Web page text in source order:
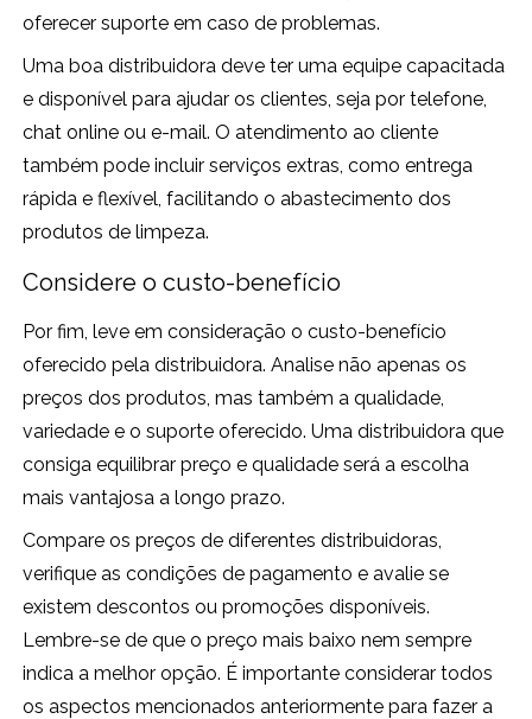
oferecer suporte em caso de problemas.
Uma boa distribuidora deve ter uma equipe capacitada
e disponível para ajudar os clientes, seja por telefone,
chat online ou e-mail. O atendimento ao cliente
também pode incluir serviços extras, como entrega
rápida e flexível, facilitando o abastecimento dos
produtos de limpeza.
Considere o custo-benefício
Por fim, leve em consideração o custo-benefício
oferecido pela distribuidora. Analise não apenas os
preços dos produtos, mas também a qualidade,
variedade e o suporte oferecido. Uma distribuidora que
consiga equilibrar preço e qualidade será a escolha
mais vantajosa a longo prazo.
Compare os preços de diferentes distribuidoras,
verifique as condições de pagamento e avalie se
existem descontos ou promoções disponíveis.
Lembre-se de que o preço mais baixo nem sempre
indica a melhor opção. É importante considerar todos
os aspectos mencionados anteriormente para fazer a